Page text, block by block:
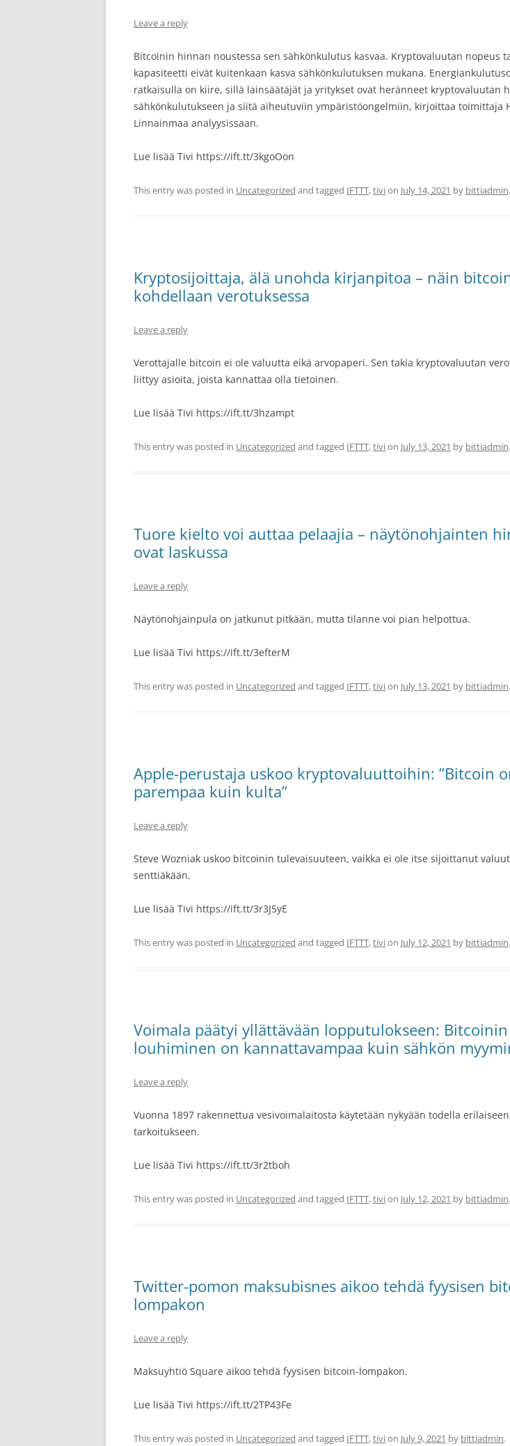
Leave a reply
Bitcoinin hinnan noustessa sen sähkönkulutus kasvaa. Kryptovaluutan nopeus
kapasiteetti eivät kuitenkaan kasva sähkönkulutuksen mukana.
ratkaisulla on kiire, sillä lainsäätäjät ja yritykset ovat heränneet kryptovaluutan
sähkönkulutukseen ja siitä aiheutuviin ympäristöongelmiin, kirjoittaa toimittaja
Linnainmaa analyysissaan.
Lue lisää Tivi https://ift.tt/3kgoOon
This entry was posted in Uncategorized and tagged IFTTT,tivion July 14, 2021 by bittiadmin.
Kryptosijoittaja, älä unohda kirjanpitoa – näin
kohdellaan verotuksessa
Leave a reply
Verottajalle bitcoin ei ole ­valuutta eikä arvopaperi. Sen takia kryptovaluutan
liittyy asioita, joista kannattaa olla tietoinen.
Lue lisää Tivi https://ift.tt/3hzampt
This entry was posted in Uncategorized and tagged IFTTT,tivion July 13, 2021 by bittiadmin.
Tuore kielto voi auttaa pelaajia – näytönohjainten
ovat laskussa
Leave a reply
Näytönohjainpula on jatkunut pitkään, mutta tilanne voi pian helpottua.
Lue lisää Tivi https://ift.tt/3efterM
This entry was posted in Uncategorized and tagged IFTTT,tivion July 13, 2021 by bittiadmin.
Apple-perustaja uskoo kryptovaluuttoihin: ”Bitcoin
parempaa kuin kulta”
Leave a reply
Steve Wozniak uskoo bitcoinin tulevaisuuteen, vaikka ei ole itse sijoittanut
senttiäkään.
Lue lisää Tivi https://ift.tt/3r3J5yE
This entry was posted in Uncategorized and tagged IFTTT,tivion July 12, 2021 by bittiadmin.
Voimala päätyi yllättävään lopputulokseen: Bitcoinin
louhiminen on kannattavampaa kuin sähkön
Leave a reply
Vuonna 1897 rakennettua vesivoimalaitosta käytetään nykyään todella erilaiseen
tarkoitukseen.
Lue lisää Tivi https://ift.tt/3r2tboh
This entry was posted in Uncategorized and tagged IFTTT,tivion July 12, 2021 by bittiadmin.
Twitter-pomon maksubisnes aikoo tehdä fyysisen
lompakon
Leave a reply
Maksuyhtiö Square aikoo tehdä fyysisen bitcoin-lompakon.
Lue lisää Tivi https://ift.tt/2TP43Fe
This entry was posted in Uncategorized and tagged IFTTT,tivion July 9, 2021 by bittiadmin.